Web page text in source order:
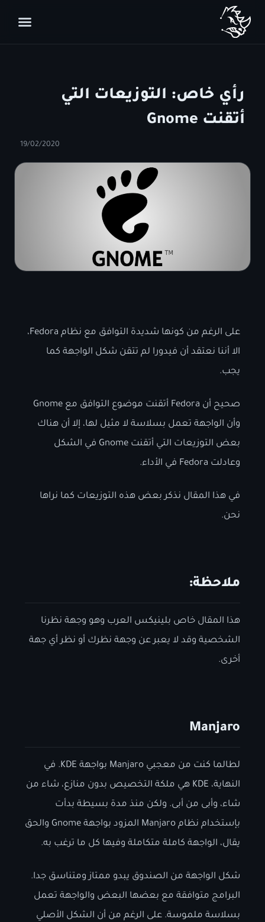
19/02/2020
رأي خاص: التوزيعات التي
أتقنت Gnome
على الرغم من كونها شديدة التوافق مع نظام Fedora،
الا أننا نعتقد أن فيدورا لم تتقن شكل الواجهة كما
يجب.
صحيح أن Fedora أتقنت موضوع التوافق مع Gnome
وأن الواجهة تعمل بسلاسة لا مثيل لها، إلا أن هناك
بعض التوزيعات التي أتقنت Gnome في الشكل
وعادلت Fedora في الأداء.
في هذا المقال نذكر بعض هذه التوزيعات كما نراها
نحن.
ملاحظة:
هذا المقال خاص بلينيكس العرب وهو وجهة نظرنا
الشخصية وقد لا يعبر عن وجهة نظرك أو نظر أي جهة
أخرى.
Manjaro
لطالما كنت من معجبي Manjaro بواجهة KDE. في
النهاية، KDE هي ملكة التخصيص بدون منازع، شاء من
شاء، وأبى من أبى. ولكن منذ مدة بسيطة بدأت
بإستخدام نظام Manjaro المزود بواجهة Gnome والحق
يقال، الواجهة كاملة متكاملة وفيها كل ما ترغب به.
شكل الواجهة من الصندوق يبدو ممتاز ومتناسق جدا.
البرامج متوافقة مع بعضها البعض والواجهة تعمل
بسلاسة ملموسة. على الرغم من أن الشكل الأصلي